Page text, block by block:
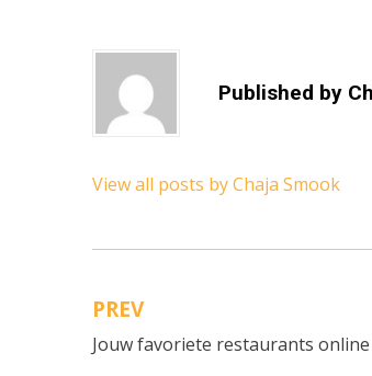
Published by
View all posts by Chaja Smook
Bericht
navigatie
PREV
Jouw favoriete restaurants